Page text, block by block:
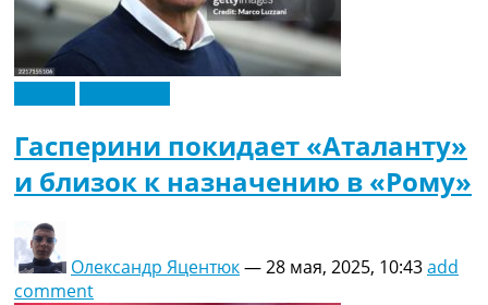
Гасперини покидает «Аталанту»
и близок к назначению в «Рому»
Олександр Яцентюк—28 мая, 2025, 10:43add
comment